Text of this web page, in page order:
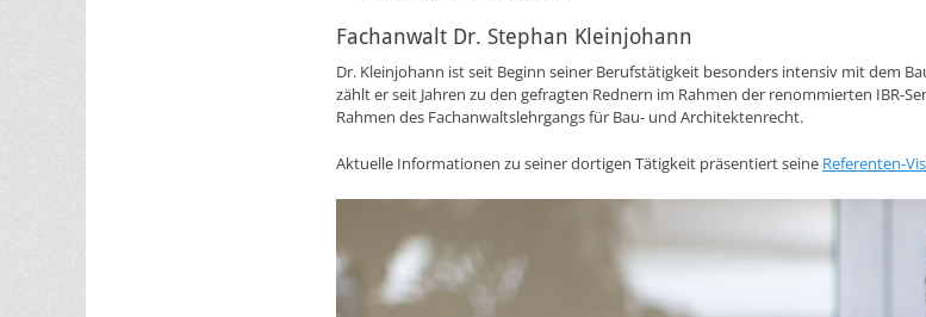
Fachanwalt Dr. Stephan Kleinjohann
Dr. Kleinjohann ist seit Beginn seiner Berufstätigkeit besonders intensiv mit dem
zählt er seit Jahren zu den gefragten Rednern im Rahmen der renommierten IBR-
Rahmen des Fachanwaltslehrgangs für Bau- und Architektenrecht.
Aktuelle Informationen zu seiner dortigen Tätigkeit präsentiert seine Referenten-